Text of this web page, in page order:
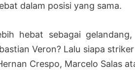
dalam posisi yang sama.
hebat sebagai
Veron? Lalu siapa
Crespo, Marcelo Salas